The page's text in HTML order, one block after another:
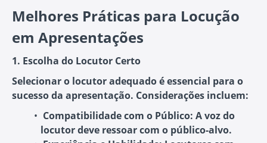
Melhores Práticas para Locução
em Apresentações
1. Escolha do Locutor Certo
Selecionar o locutor adequado é essencial para o
sucesso da apresentação. Considerações incluem:
Compatibilidade com o Público: A voz do
locutor deve ressoar com o público-alvo.